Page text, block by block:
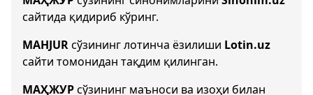
сайтида қидириб кўринг.
MAHJURсўзининг лотинча ёзилиши Lotin.uz
сайти томонидан тақдим қилинган.
МАҲЖУРсўзининг маъноси ва изоҳи билан